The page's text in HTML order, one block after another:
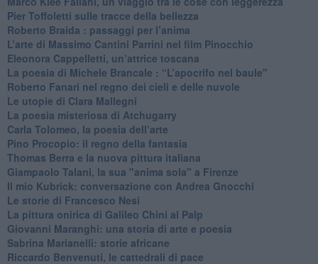
​Pier Toffoletti sulle tracce della bellezza
​Roberto Braida : passaggi per l’anima
​L’arte di Massimo Cantini Parrini nel film Pinocchio
Eleonora Cappelletti, un’attrice toscana
​La poesia di Michele Brancale : “L’apocrifo nel baule"
Roberto Fanari nel regno dei cieli e delle nuvole
Le utopie di Clara Mallegni
​La poesia misteriosa di Atchugarry
Carla Tolomeo, la poesia dell’arte
Pino Procopio: il regno della fantasia
Thomas Berra e la nuova pittura italiana
Giampaolo Talani, la sua "anima sola" a Firenze
Il mio Kubrick: conversazione con Andrea Gnocchi
Le storie di Francesco Nesi
​La pittura onirica di Galileo Chini al Palp
​Giovanni Maranghi: una storia di arte e poesia
Sabrina Marianelli: storie africane
​Riccardo Benvenuti, le cattedrali di pace